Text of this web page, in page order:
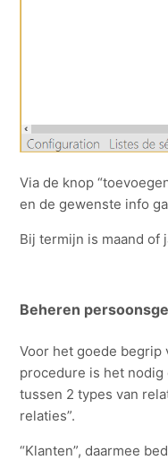
Via de knop
en de gewenste info
Bij termijn is maand of
Beheren
Voor het goede begrip
procedure is het
tussen 2 types van
relaties”.
“Klanten”, daarmee